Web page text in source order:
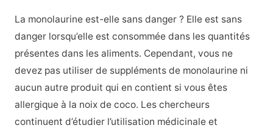
La monolaurine est-elle sans danger ? Elle est sans
danger lorsqu’elle est consommée dans les quantités
présentes dans les aliments. Cependant, vous ne
devez pas utiliser de suppléments de monolaurine ni
aucun autre produit qui en contient si vous êtes
allergique à la noix de coco. Les chercheurs
continuent d’étudier l’utilisation médicinale et